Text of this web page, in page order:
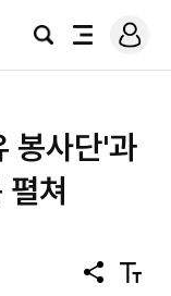
검
전
로
그
봉사단'과
쳐
공
텍